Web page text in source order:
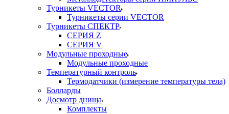
Турникеты VECTOR
Турникеты серии VECTOR
Турникеты СПЕКТР
СЕРИЯ Z
СЕРИЯ V
Модульные проходные
Модульные проходные
Температурный контроль
Термодатчики (измерение температуры тела)
Болларды
Досмотр днища
Комплекты